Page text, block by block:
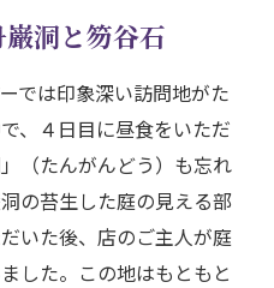
洞と笏谷石
では印象深い訪問地がた
、４日目に昼食をいただ
（たんがんどう）も忘れ
の苔生した庭の見える部
いた後、店のご主人が庭
した。この地はもともと